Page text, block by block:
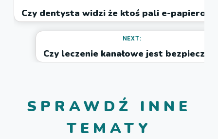
Czy dentysta widzi że ktoś pali e-
NEXT:
Czy leczenie kanałowe jest
SPRAWDŹ INNE
TEMATY